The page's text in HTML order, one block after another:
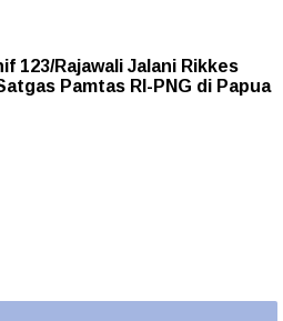
123/Rajawali Jalani Rikkes
Pamtas RI-PNG di Papua